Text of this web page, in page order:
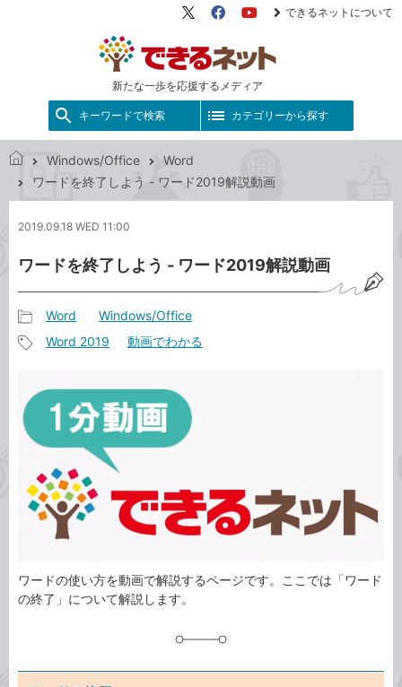
新たな一歩を応援するメディア
X（旧
FacebookYouTube
できるネットについて
キーワードで検索 カテゴリーから探す
で
ネ
ト
Windows/Office
Word
ワードを終了しよう - ワード2019解説動画
2019.09.18 WED 11:00
ワードを終了しよう - ワード2019解説動画
事
テ
リ
Word Windows/Office
タ
Word 2019 動画でわかる
ワードの使い方を動画で解説するページです。ここでは「ワード
の終了」について解説します。